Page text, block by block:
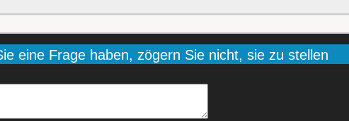
eine Frage haben, zögern Sie nicht, sie zu stellen